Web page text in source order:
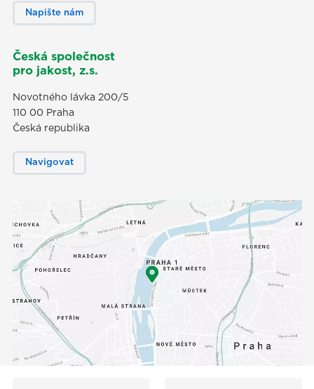
Napište nám
Česká společnost
pro jakost, z.s.
Novotného lávka 200/5
110 00 Praha
Česká republika
Navigovat